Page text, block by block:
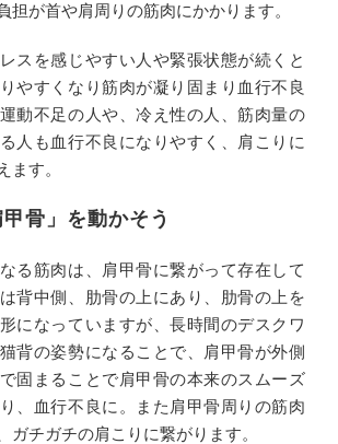
担が首や肩周りの筋肉にかかります。
スを感じやすい人や緊張状態が続くと
やすくなり筋肉が凝り固まり血行不良
動不足の人や、冷え性の人、筋肉量の
人も血行不良になりやすく、肩こりに
ます。
骨」を動かそう
る筋肉は、肩甲骨に繋がって存在して
背中側、肋骨の上にあり、肋骨の上を
になっていますが、長時間のデスクワ
背の姿勢になることで、肩甲骨が外側
固まることで肩甲骨の本来のスムーズ
、血行不良に。また肩甲骨周りの筋肉
ガチガチの肩こりに繋がります。